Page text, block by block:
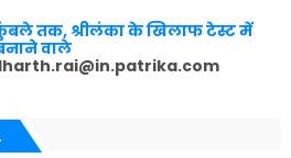
तक, श्रीलंका के खिलाफ टेस्ट में
वाले